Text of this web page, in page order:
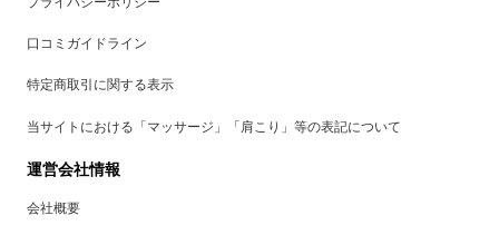
口コミガイドライン
特定商取引に関する表示
当サイトにおける「マッサージ」「肩こり」等の表記について
運営会社情報
会社概要